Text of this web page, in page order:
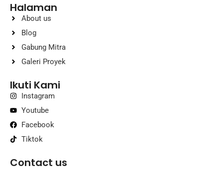
Halaman
About us
Blog
Gabung Mitra
Galeri Proyek
Ikuti Kami
Instagram
Youtube
Facebook
Tiktok
Contact us